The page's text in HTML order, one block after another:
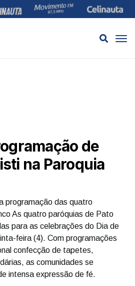
de
na Paroquia
programação das quatro
As quatro paróquias de Pato
para as celebrações do Dia de
feira (4). Com programações
confecção de tapetes,
as comunidades se
intensa expressão de fé.